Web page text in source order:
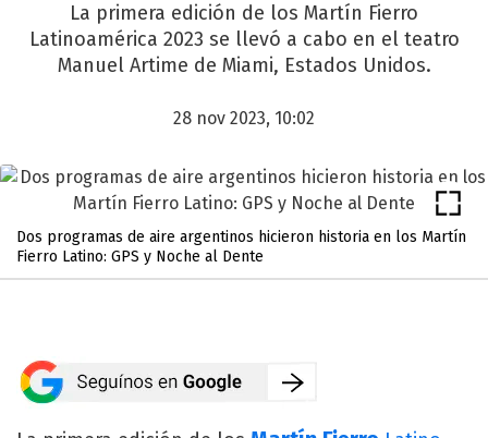
La primera edición de los Martín Fierro
Latinoamérica 2023 se llevó a cabo en el teatro
Manuel Artime de Miami, Estados Unidos.
28 nov 2023, 10:02
Dos programas de aire argentinos hicieron historia en los Martín
Fierro Latino: GPS y Noche al Dente